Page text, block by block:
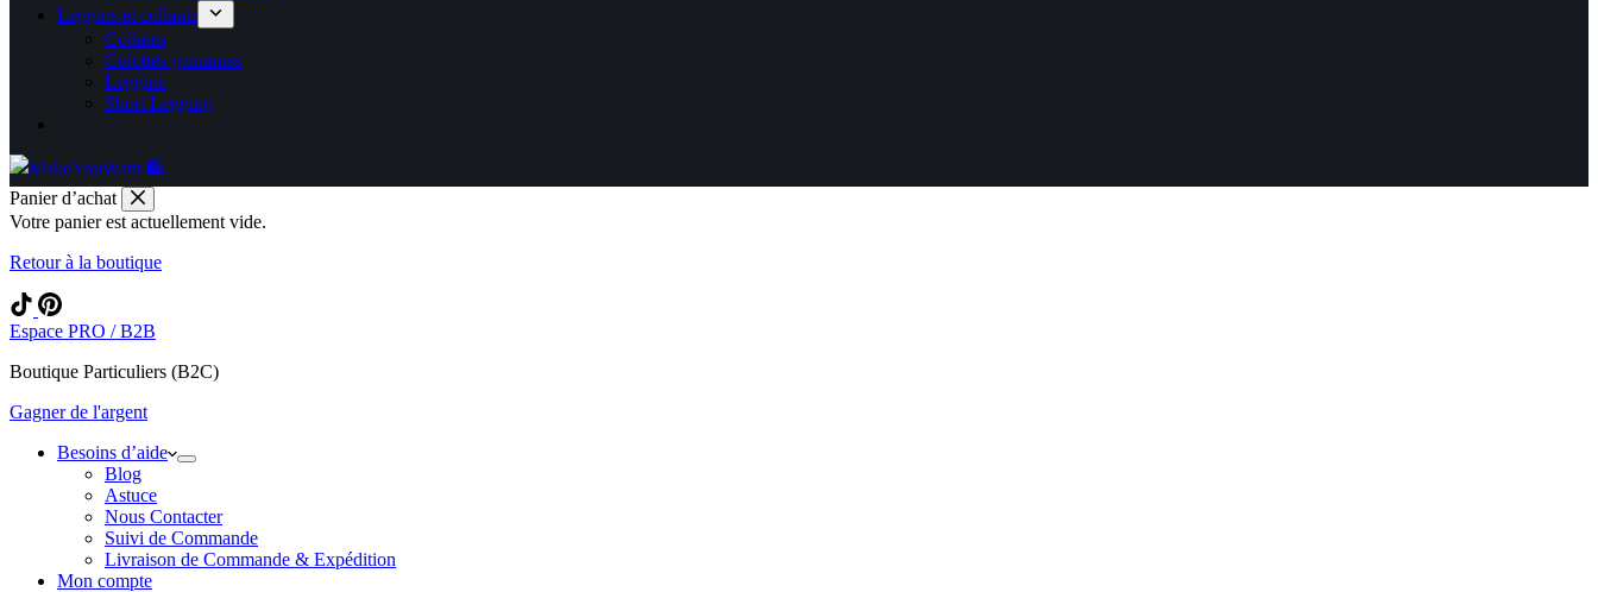
Leggins et collants
Collants
Culottes gainantes
Leggins
Short Legging
Panier d’achat
Votre panier est actuellement vide.
Retour à la boutique
Espace PRO / B2B
Boutique Particuliers (B2C)
Gagner de l'argent
Besoins d’aide
Blog
Astuce
Nous Contacter
Suivi de Commande
Livraison de Commande & Expédition
Mon compte